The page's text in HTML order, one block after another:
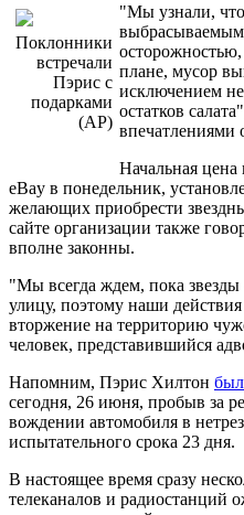
Поклонники
встречали
Пэрис с
подарками
(AP)
"Мы узнали,
осторожностью,
плане, мусор
исключением
остатков
впечатлениями
Начальная
eBay в понедельник,
желающих приобрести
сайте организации также
вполне законны.
"Мы всегда ждем, пока
улицу, поэтому наши действия
вторжение на территорию
человек, представившийся
Напомним, Пэрис Хилтон
сегодня, 26 июня, пробыв за
вождении автомобиля в
испытательного срока 23 дня.
В настоящее время сразу
телеканалов и радиостанций